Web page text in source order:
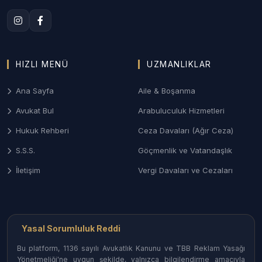
çekişmeli boşanma, nafaka, velayet ve aile konutu
şerhi gibi hassas süreçlerin gizlilikle takibi.
savcılık ifadeleri, tutukluluğa itiraz ve ağır ceza
Ticari borçlar, çek-senet takibi ve kurum
alacaklarının tahsili için Ardahan İcra Müdürlükleri
Ardahan İlçelerinde Avukat Erişimi
Ardahan’ın her noktasındaki uzman hukukçulara
HIZLI MENÜ
Ana Sayfa
Avukat Bul
Hukuk Rehberi
S.S.S.
İletişim
UZMANLIKLAR
Aile & Boşanma
Arabuluculuk Hizmetleri
Ceza Davaları (Ağır Ceza)
Göçmenlik ve Vatandaşlık
Vergi Davaları ve Cezaları
Yasal Sorumluluk Reddi
Bu platform, 1136 sayılı Avukatlık Kanunu ve TBB Reklam Yasağı
Yönetmeliği'ne uygun şekilde, yalnızca bilgilendirme amacıyla